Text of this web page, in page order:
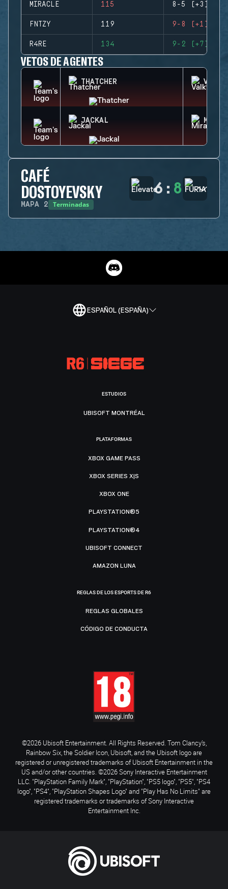
MIRACLE 115 8-5 (+3)
FNTZY 119 9-8 (+1)
R4RE 134 9-2 (+7)
VETOS DE AGENTES
THATCHER
JACKAL MIRA
CAFÉ
DOSTOYEVSKY
MAPA 2 Terminadas
6 : 8
ESPAÑOL (ESPAÑA)
ESTUDIOS
UBISOFT MONTRÉAL
PLATAFORMAS
XBOX GAME PASS
XBOX SERIES X|S
XBOX ONE
PLAYSTATION®5
PLAYSTATION®4
UBISOFT CONNECT
AMAZON LUNA
REGLAS DE LOS ESPORTS DE R6
REGLAS GLOBALES
CÓDIGO DE CONDUCTA
©2026 Ubisoft Entertainment. All Rights Reserved. Tom Clancy’s,
Rainbow Six, the Soldier Icon, Ubisoft, and the Ubisoft logo are
registered or unregistered trademarks of Ubisoft Entertainment in the
US and/or other countries. ©2026 Sony Interactive Entertainment
LLC. "PlayStation Family Mark", "PlayStation", "PS5 logo", "PS5", "PS4
logo", "PS4", "PlayStation Shapes Logo" and "Play Has No Limits" are
registered trademarks or trademarks of Sony Interactive
Entertainment Inc.